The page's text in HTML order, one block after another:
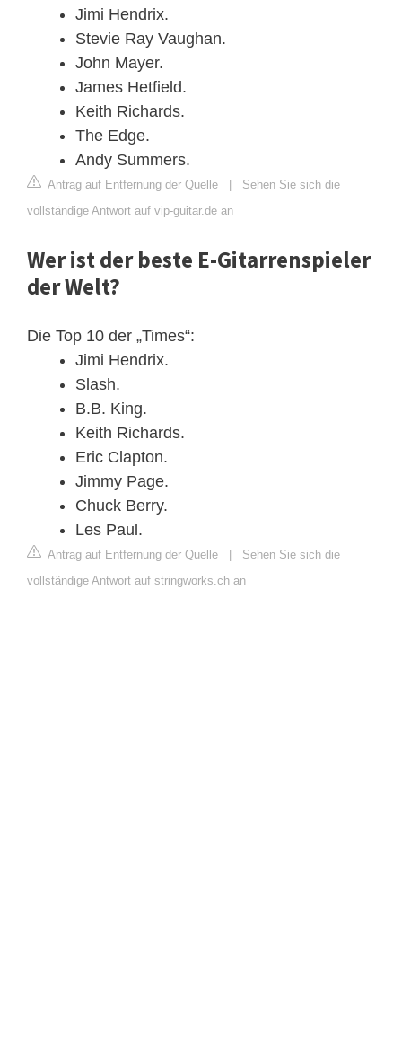
Jimi Hendrix.
Stevie Ray Vaughan.
John Mayer.
James Hetfield.
Keith Richards.
The Edge.
Andy Summers.
Antrag auf Entfernung der Quelle | Sehen Sie sich die
vollständige Antwort auf vip-guitar.de an
Wer ist der beste E-Gitarrenspieler
der Welt?
Die Top 10 der „Times“:
Jimi Hendrix.
Slash.
B.B. King.
Keith Richards.
Eric Clapton.
Jimmy Page.
Chuck Berry.
Les Paul.
Antrag auf Entfernung der Quelle | Sehen Sie sich die
vollständige Antwort auf stringworks.ch an